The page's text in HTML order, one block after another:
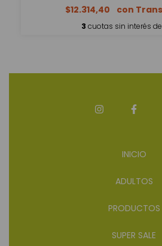
$12.314,40
3 cuotas sin interés de
INICIO
ADULTOS
PRODUCTOS
SUPER SALE